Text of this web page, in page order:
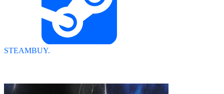
STEAMBUY.